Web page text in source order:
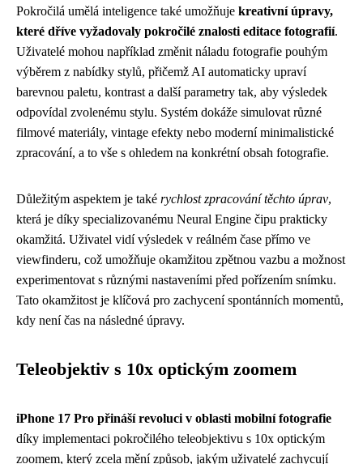
Pokročilá umělá inteligence také umožňuje kreativní úpravy,
které dříve vyžadovaly pokročilé znalosti editace fotografií.
Uživatelé mohou například změnit náladu fotografie pouhým
výběrem z nabídky stylů, přičemž AI automaticky upraví
barevnou paletu, kontrast a další parametry tak, aby výsledek
odpovídal zvolenému stylu. Systém dokáže simulovat různé
filmové materiály, vintage efekty nebo moderní minimalistické
zpracování, a to vše s ohledem na konkrétní obsah fotografie.
Důležitým aspektem je také rychlost zpracování těchto úprav,
která je díky specializovanému Neural Engine čipu prakticky
okamžitá. Uživatel vidí výsledek v reálném čase přímo ve
viewfinderu, což umožňuje okamžitou zpětnou vazbu a možnost
experimentovat s různými nastaveními před pořízením snímku.
Tato okamžitost je klíčová pro zachycení spontánních momentů,
kdy není čas na následné úpravy.
Teleobjektiv s 10x optickým zoomem
iPhone 17 Pro přináší revoluci v oblasti mobilní fotografie
díky implementaci pokročilého teleobjektivu s 10x optickým
zoomem, který zcela mění způsob, jakým uživatelé zachycují